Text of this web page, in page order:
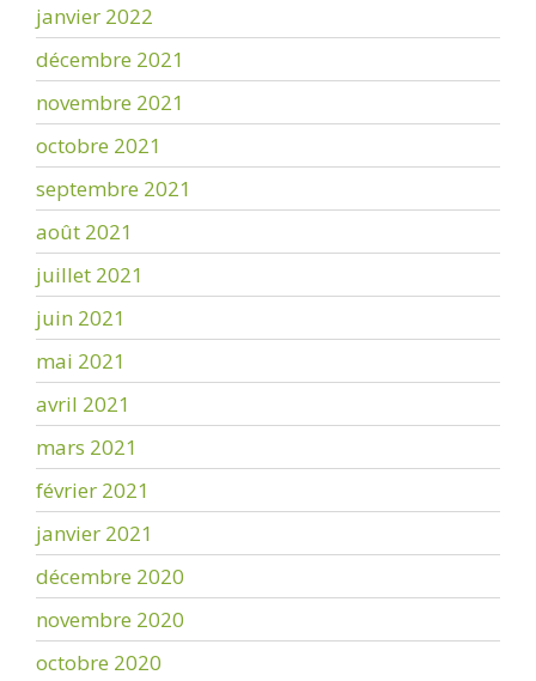
janvier 2022
décembre 2021
novembre 2021
octobre 2021
septembre 2021
août 2021
juillet 2021
juin 2021
mai 2021
avril 2021
mars 2021
février 2021
janvier 2021
décembre 2020
novembre 2020
octobre 2020